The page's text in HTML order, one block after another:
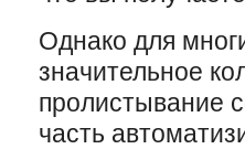
Однако для
значительное
пролистывание
часть